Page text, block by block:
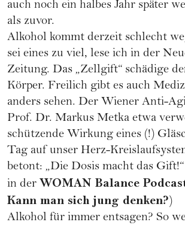
auch noch ein halbes Jahr später
als zuvor.
Alkohol kommt derzeit schlecht
sei eines zu viel, lese ich in der
Zeitung. Das „Zellgift“ schädige
Körper. Freilich gibt es auch
anders sehen. Der Wiener Anti-
Prof. Dr. Markus Metka etwa
schützende Wirkung eines (!)
Tag auf unser Herz-
betont: „Die Dosis macht das
in der WOMAN Balance
Kann man sich jung denken?)
Alkohol für immer entsagen? So